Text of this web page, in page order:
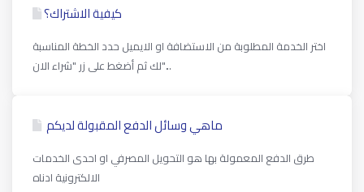
كيفية الاشتراك؟
اختر الخدمة المطلوبة من الاستضافة او الايميل حدد الخطة المناسبة
لك ثم أضغط على زر "شراء الان"...
ماهي وسائل الدفع المقبولة لديكم
طرق الدفع المعمولة بها هو التحويل المصرفي او احدى الخدمات